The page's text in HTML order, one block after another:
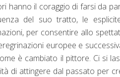
hanno il coraggio di farsi da
del suo tratto, le
per consentire allo
europee e
è cambiato il pittore. Ci si
di attingere dal passato per